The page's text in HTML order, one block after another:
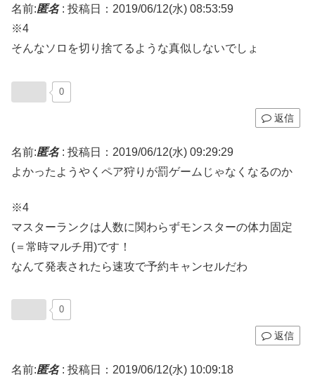
名前:匿名: 投稿日：2019/06/12(水) 08:53:59
※4
そんなソロを切り捨てるような真似しないでしょ
0
返信
名前:匿名: 投稿日：2019/06/12(水) 09:29:29
よかったようやくペア狩りが罰ゲームじゃなくなるのか
※4
マスターランクは人数に関わらずモンスターの体力固定
(＝常時マルチ用)です！
なんて発表されたら速攻で予約キャンセルだわ
0
返信
名前:匿名: 投稿日：2019/06/12(水) 10:09:18